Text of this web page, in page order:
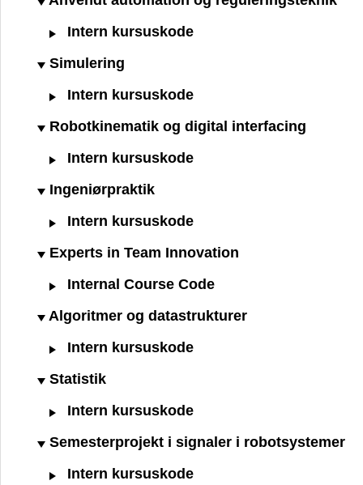
Intern kursuskode
Simulering
Intern kursuskode
Robotkinematik og digital interfacing
Intern kursuskode
Ingeniørpraktik
Intern kursuskode
Experts in Team Innovation
Internal Course Code
Algoritmer og datastrukturer
Intern kursuskode
Statistik
Intern kursuskode
Semesterprojekt i signaler i robotsystemer
Intern kursuskode